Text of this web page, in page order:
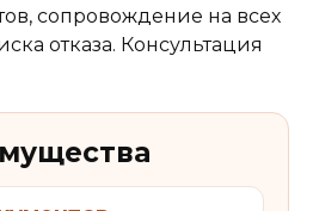
сопровождение на всех
отказа. Консультация